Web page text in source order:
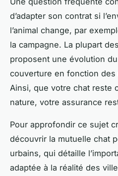
d’adapter son contrat si
l’animal change, par
la campagne. La plupart
proposent une évolution
couverture en fonction
Ainsi, que votre chat reste
nature, votre assurance
Pour approfondir ce sujet
découvrir la mutuelle chat
urbains, qui détaille
adaptée à la réalité des